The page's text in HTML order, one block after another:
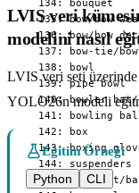
LVIS veri
modelini nasıl
LVIS veri seti
YOLO26n modeli
Eğitim Örneği
Python
CLI